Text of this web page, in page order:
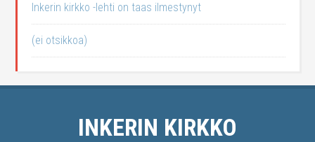
Inkerin kirkko -lehti on taas ilmestynyt
(ei otsikkoa)
INKERIN KIRKKO